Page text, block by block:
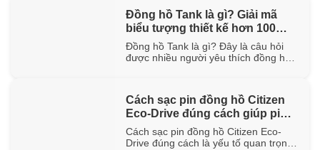
Đồng hồ Tank là gì? Giải mã
biểu tượng thiết kế hơn 100
năm tuổi
Đồng hồ Tank là gì? Đây là câu hỏi
được nhiều người yêu thích đồng hồ
hơn 100 năm trong ngành chế tác.
Trong bài viết này, WatchStore sẽ
giúp bạn khám phá nguồn gốc ra đời,
đặc điểm [...]
Cách sạc pin đồng hồ Citizen
Eco-Drive đúng cách giúp pin
bền lâu
Cách sạc pin đồng hồ Citizen Eco-
Drive đúng cách là yếu tố quan trọng